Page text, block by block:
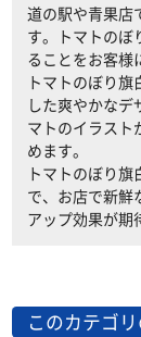
道の駅や青果店
す。トマトのぼ
ることをお客様
トマトのぼり
した爽やかな
マトのイラスト
めます。
トマトのぼり
で、お店で新鮮
アップ効果が期
このカテゴ